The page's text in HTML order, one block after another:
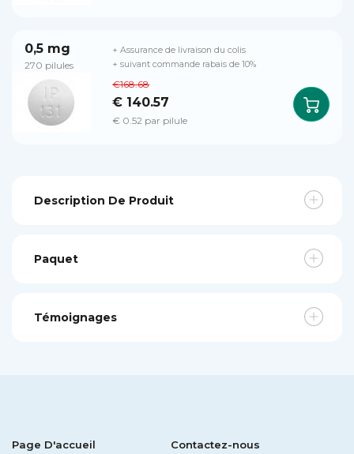
0,5 mg
270 pilules
€168.68
€ 140.57
€ 0.52 par pilule
+ Assurance de livraison du colis
+ suivant commande rabais de 10%
Description De Produit
Paquet
Témoignages
Page D'accueil
Contactez-nous